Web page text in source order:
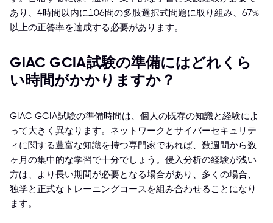
あり、4時間以内に106問の多肢選択式問題に取り組み、67%
以上の正答率を達成する必要があります。
GIAC GCIA試験の準備にはどれくら
い時間がかかりますか？
GIAC GCIA試験の準備時間は、個人の既存の知識と経験によ
って大きく異なります。ネットワークとサイバーセキュリテ
ィに関する豊富な知識を持つ専門家であれば、数週間から数
ヶ月の集中的な学習で十分でしょう。侵入分析の経験が浅い
方は、より長い期間が必要となる場合があり、多くの場合、
独学と正式なトレーニングコースを組み合わせることになり
ます。